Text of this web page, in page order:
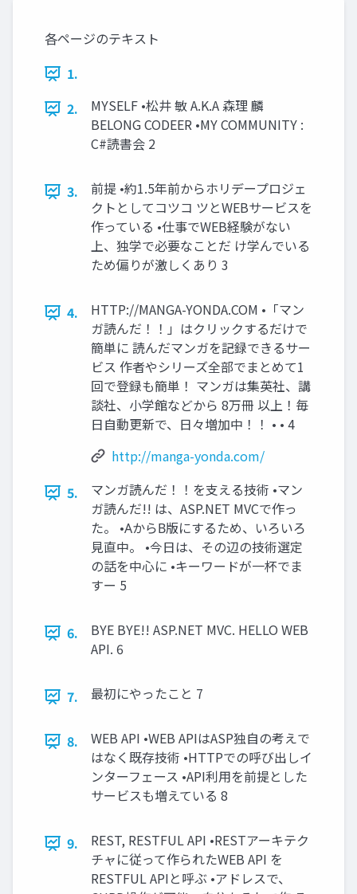
各ページのテキスト
1.
2.
MYSELF •松井 敏 A.K.A 森理 麟
BELONG CODEER •MY COMMUNITY :
C#読書会 2
3.
前提 •約1.5年前からホリデープロジェ
クトとしてコツコ ツとWEBサービスを
作っている •仕事でWEB経験がない
上、独学で必要なことだ け学んでいる
ため偏りが激しくあり 3
4.
HTTP://MANGA-YONDA.COM •「マン
ガ読んだ！！」はクリックするだけで
簡単に 読んだマンガを記録できるサー
ビス 作者やシリーズ全部でまとめて1
回で登録も簡単！ マンガは集英社、講
談社、小学館などから 8万冊 以上！毎
日自動更新で、日々増加中！！ • • 4
http://manga-yonda.com/
5.
マンガ読んだ！！を支える技術 •マン
ガ読んだ!! は、ASP.NET MVCで作っ
た。 •ΑからΒ版にするため、いろいろ
見直中。 •今日は、その辺の技術選定
の話を中心に •キーワードが一杯でま
すー 5
6.
BYE BYE!! ASP.NET MVC. HELLO WEB
API. 6
7. 最初にやったこと 7
8.
WEB API •WEB APIはASP独自の考えで
はなく既存技術 •HTTPでの呼び出しイ
ンターフェース •API利用を前提とした
サービスも増えている 8
9.
REST, RESTFUL API •RESTアーキテク
チャに従って作られたWEB API を
RESTFUL APIと呼ぶ •アドレスで、